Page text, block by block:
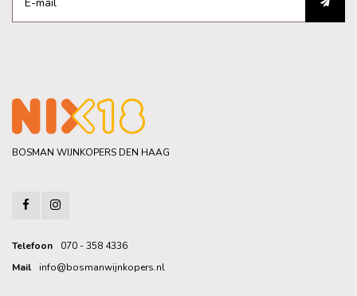
BOSMAN WIJNKOPERS DEN HAAG
Telefoon
070 - 358 4336
Mail
info@bosmanwijnkopers.nl